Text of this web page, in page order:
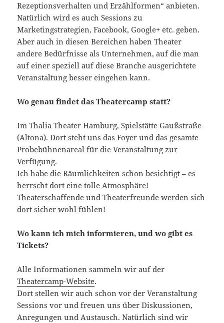
Rezeptionsverhalten und Erzählformen“ anbieten.
Natürlich wird es auch Sessions zu
Marketingstrategien, Facebook, Google+ etc. geben.
Aber auch in diesen Bereichen haben Theater
andere Bedürfnisse als Unternehmen, auf die man
auf einer speziell auf diese Branche ausgerichtete
Veranstaltung besser eingehen kann.
Wo genau findet das Theatercamp statt?
Im Thalia Theater Hamburg, Spielstätte Gaußstraße
(Altona). Dort steht uns das Foyer und das gesamte
Probebühnenareal für die Veranstaltung zur
Verfügung.
Ich habe die Räumlichkeiten schon besichtigt – es
herrscht dort eine tolle Atmosphäre!
Theaterschaffende und Theaterfreunde werden sich
dort sicher wohl fühlen!
Wo kann ich mich informieren, und wo gibt es
Tickets?
Alle Informationen sammeln wir auf der
Theatercamp-Website.
Dort stellen wir auch schon vor der Veranstaltung
Sessions vor und freuen uns über Diskussionen,
Anregungen und Austausch. Natürlich sind wir